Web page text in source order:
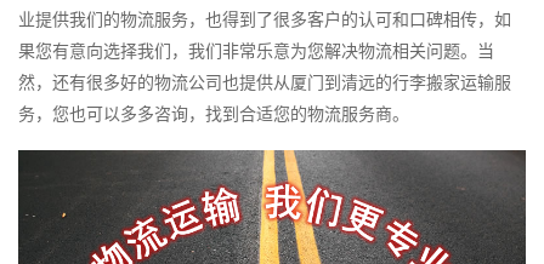
业提供我们的物流服务，也得到了很多客户的认可和口碑相传，如
果您有意向选择我们，我们非常乐意为您解决物流相关问题。当
然，还有很多好的物流公司也提供从厦门到清远的行李搬家运输服
务，您也可以多多咨询，找到合适您的物流服务商。